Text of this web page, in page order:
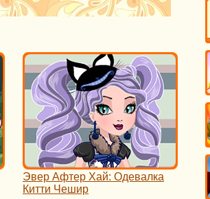
Эвер Афтер Хай: Одевалка
Китти Чешир